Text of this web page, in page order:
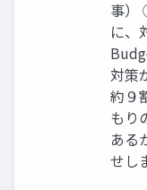
事）
に、
対策
約９
もり
ある
せし